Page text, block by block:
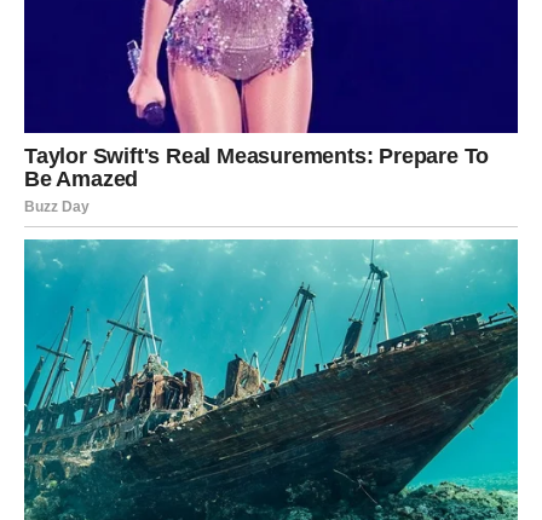
Ostavite jaje u boji nekoliko minuta, a zatim ga izvadite,
pažljivo otvorite foliju i ostavite da se osuši.